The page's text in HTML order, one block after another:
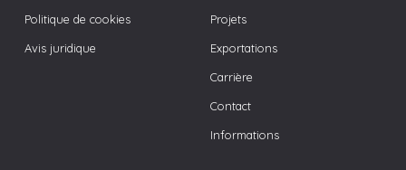
Politique de cookies
Avis juridique
Projets
Exportations
Carrière
Contact
Informations